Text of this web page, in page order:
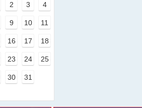
2 3 4
9 10 11
16 17 18
23 24 25
30 31